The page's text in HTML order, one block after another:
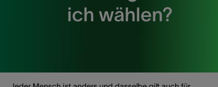
ich wählen?